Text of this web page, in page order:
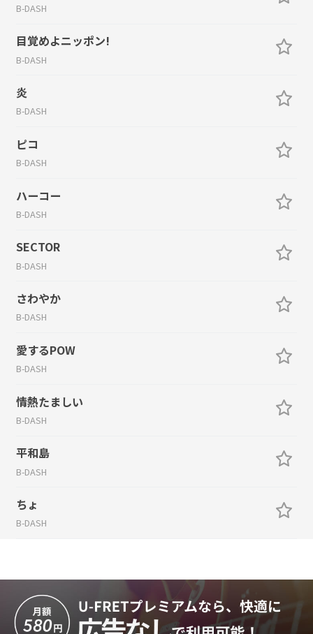
B-DASH
目覚めよニッポン!
B-DASH
炎
B-DASH
ピコ
B-DASH
ハーコー
B-DASH
SECTOR
B-DASH
さわやか
B-DASH
愛するPOW
B-DASH
情熱たましい
B-DASH
平和島
B-DASH
ちょ
B-DASH